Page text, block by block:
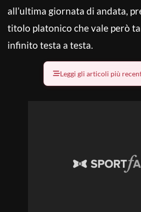
all’ultima giornata di andata,
titolo platonico che vale però
infinito testa a testa.
Leggi gli articoli più